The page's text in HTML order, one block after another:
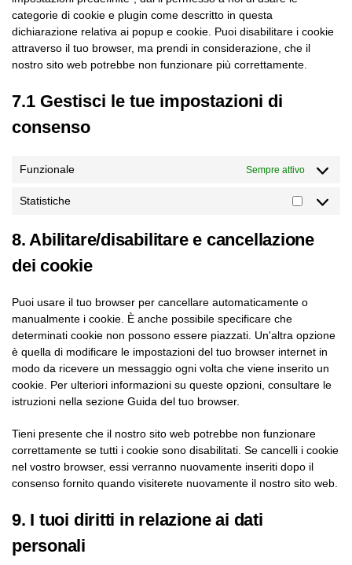
categorie di cookie e plugin come descritto in questa
dichiarazione relativa ai popup e cookie. Puoi disabilitare i cookie
attraverso il tuo browser, ma prendi in considerazione, che il
nostro sito web potrebbe non funzionare più correttamente.
7.1 Gestisci le tue impostazioni di
consenso
Funzionale Sempre attivo
Statistiche
8. Abilitare/disabilitare e cancellazione
dei cookie
Puoi usare il tuo browser per cancellare automaticamente o
manualmente i cookie. È anche possibile specificare che
determinati cookie non possono essere piazzati. Un'altra opzione
è quella di modificare le impostazioni del tuo browser internet in
modo da ricevere un messaggio ogni volta che viene inserito un
cookie. Per ulteriori informazioni su queste opzioni, consultare le
istruzioni nella sezione Guida del tuo browser.
Tieni presente che il nostro sito web potrebbe non funzionare
correttamente se tutti i cookie sono disabilitati. Se cancelli i cookie
nel vostro browser, essi verranno nuovamente inseriti dopo il
consenso fornito quando visiterete nuovamente il nostro sito web.
9. I tuoi diritti in relazione ai dati
personali